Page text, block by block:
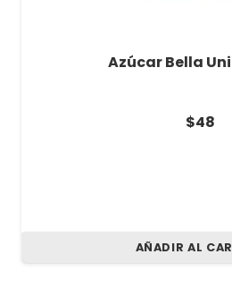
Azúcar Bella
$48
AÑADIR AL